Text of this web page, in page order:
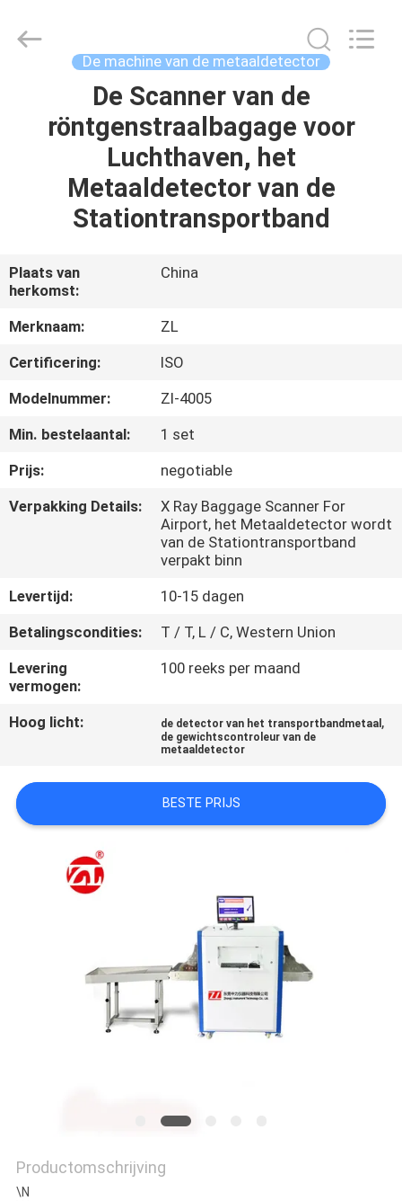
PRODUCTEN
VIDEOS
ONGEVEER
ONS
FABRIEKSREIS
KWALITEITSCONTROLE
CONTACTEER
ONS
OM EEN
CITAAT
VR
SITEMAP
PRIVACY
Technology
De machine van de metaaldetector
De Scanner van de
röntgenstraalbagage voor
Luchthaven, het
Metaaldetector van de
Stationtransportband
Plaats van
herkomst:
China
Merknaam:
ZL
Certificering:
ISO
Modelnummer:
Zl-4005
Min. bestelaantal:
1 set
Prijs:
negotiable
Verpakking Details:
X Ray Baggage Scanner For
Airport, het Metaaldetector wordt
van de Stationtransportband
verpakt binn
Levertijd:
10-15 dagen
Betalingscondities:
T / T, L / C, Western Union
Levering
vermogen:
100 reeks per maand
Hoog licht: de detector van het transportbandmetaal ,
de gewichtscontroleur van de
metaaldetector
BESTE PRIJS
Productomschrijving
\N